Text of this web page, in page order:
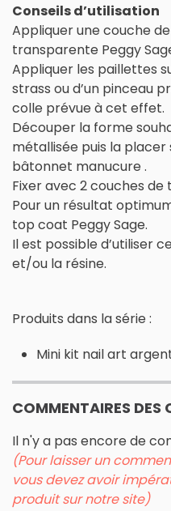
Conseils d’utilisation
Appliquer une couche
transparente Peggy
Appliquer les paillettes
strass ou d’un pinceau
colle prévue à cet effet.
Découper la forme
métallisée puis la placer
bâtonnet manucure .
Fixer avec 2 couches de
Pour un résultat
top coat Peggy Sage.
Il est possible d’utiliser
et/ou la résine.
Produits dans la série :
Mini kit nail art argent
COMMENTAIRES DES
Il n'y a pas encore de
(Pour laisser un
vous devez avoir
produit sur notre site)